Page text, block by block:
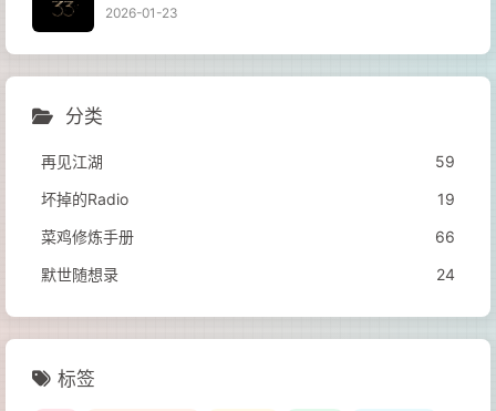
2026-01-23
分类
再见江湖
59
坏掉的Radio
19
菜鸡修炼手册
66
默世随想录
24
标签